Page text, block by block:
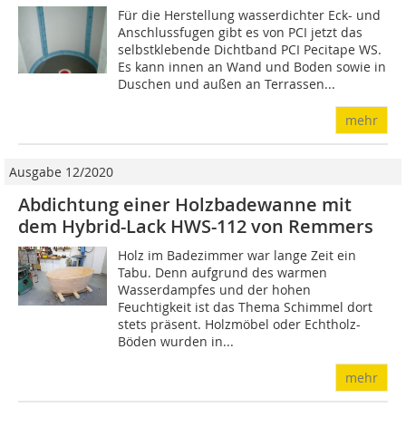
Für die Herstellung wasserdichter Eck- und
Anschlussfugen gibt es von PCI jetzt das
selbstklebende Dichtband PCI Pecitape WS.
Es kann innen an Wand und Boden sowie in
Duschen und außen an Terrassen...
mehr
Ausgabe 12/2020
Abdichtung einer Holzbadewanne mit
dem Hybrid-Lack HWS-112 von Remmers
Holz im Badezimmer war lange Zeit ein
Tabu. Denn aufgrund des warmen
Wasserdampfes und der hohen
Feuchtigkeit ist das Thema Schimmel dort
stets präsent. Holzmöbel oder Echtholz-
Böden wurden in...
mehr